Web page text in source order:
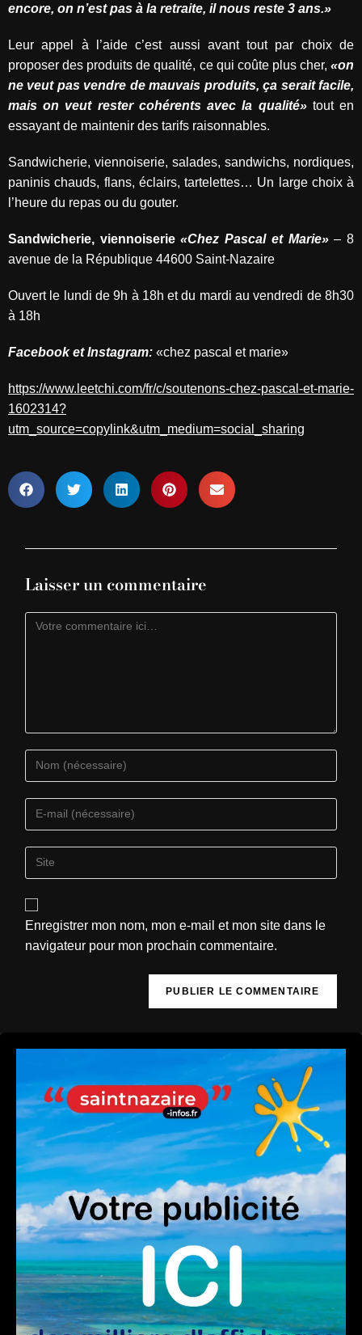
encore, on n’est pas à la retraite, il nous reste 3 ans.»
Leur appel à l’aide c’est aussi avant tout par choix de
proposer des produits de qualité, ce qui coûte plus cher, «on
ne veut pas vendre de mauvais produits, ça serait facile,
mais on veut rester cohérents avec la qualité»tout en
essayant de maintenir des tarifs raisonnables.
Sandwicherie, viennoiserie, salades, sandwichs, nordiques,
paninis chauds, flans, éclairs, tartelettes… Un large choix à
l’heure du repas ou du gouter.
Sandwicherie, viennoiserie«Chez Pascal et Marie»– 8
avenue de la République 44600 Saint-Nazaire
Ouvert le lundi de 9h à 18h et du mardi au vendredi de 8h30
à 18h
Facebook et Instagram: «chez pascal et marie»
https://www.leetchi.com/fr/c/soutenons-chez-pascal-et-marie-
1602314?
utm_source=copylink&utm_medium=social_sharing
Laisser un commentaire
Enregistrer mon nom, mon e-mail et mon site dans le
navigateur pour mon prochain commentaire.